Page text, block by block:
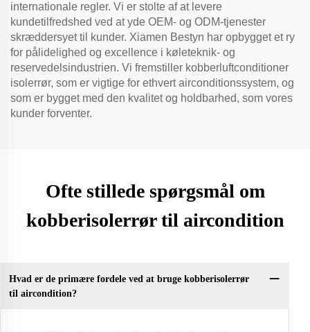
internationale regler. Vi er stolte af at levere
kundetilfredshed ved at yde OEM- og ODM-tjenester
skræddersyet til kunder. Xiamen Bestyn har opbygget et ry
for pålidelighed og excellence i køleteknik- og
reservedelsindustrien. Vi fremstiller kobberluftconditioner
isolerrør, som er vigtige for ethvert airconditionssystem, og
som er bygget med den kvalitet og holdbarhed, som vores
kunder forventer.
Ofte stillede spørgsmål om
kobberisolerrør til aircondition
Hvad er de primære fordele ved at bruge kobberisolerrør
til aircondition?